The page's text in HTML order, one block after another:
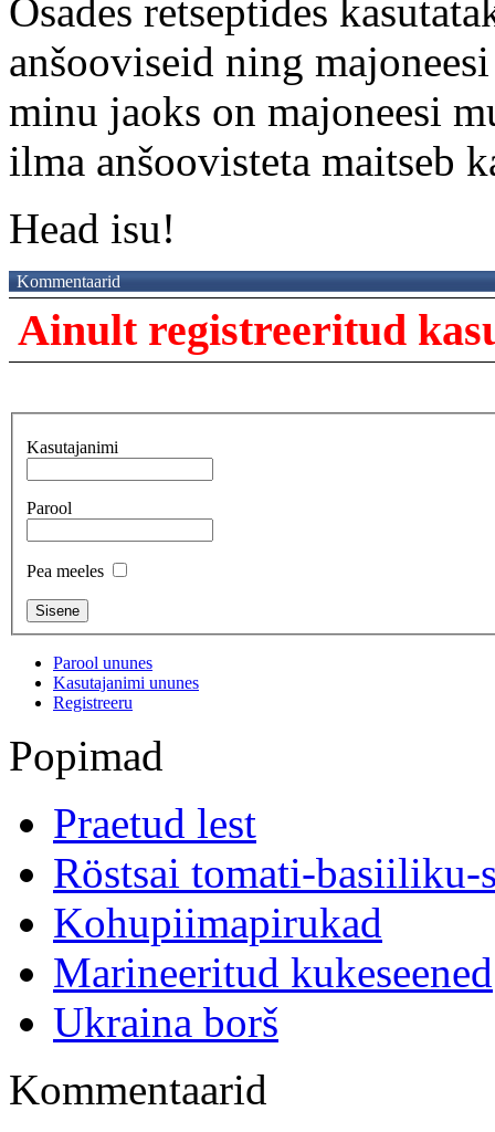
Osades retseptides
anšooviseid ning
minu jaoks on majoneesi
ilma anšoovisteta maitseb
Head isu!
Kommentaarid
Ainult registreeritud
Kasutajanimi
Parool
Pea meeles
Parool ununes
Kasutajanimi ununes
Registreeru
Popimad
Praetud lest
Röstsai tomati-basiiliku-
Kohupiimapirukad
Marineeritud kukeseened
Ukraina borš
Kommentaarid